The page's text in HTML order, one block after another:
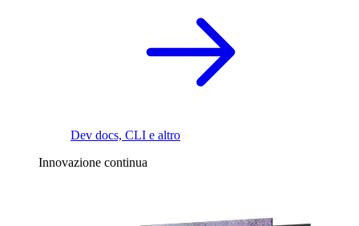
Dev docs, CLI e altro
Innovazione continua